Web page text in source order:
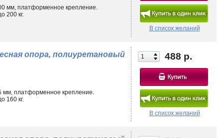
с тормозом позволяют зафиксировать технику в неподвижном
сферу применения колес большегрузных полиуретановых
покрытий, необработанной поверхности, дорожным
длительный срок службы при работе со средними и тяжелыми
повышенными амортизирующими свойствами (по сравнению с
В список желаний
мм, платформенное крепление.
200 кг.
488 р.
В список желаний
опора, полиуретановый
мм, платформенное крепление.
160 кг.